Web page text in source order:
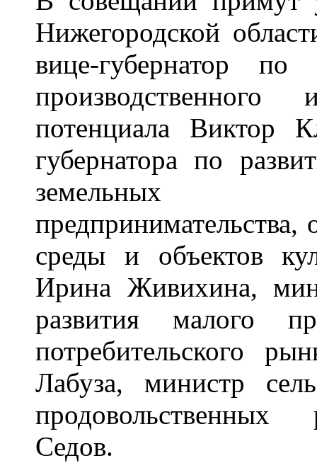
Нижегородской
вице-губернатор по
производственного
потенциала Виктор
губернатора по
земельных
среды и объектов
Ирина Живихина,
развития малого
потребительского
Лабуза, министр
Седов.